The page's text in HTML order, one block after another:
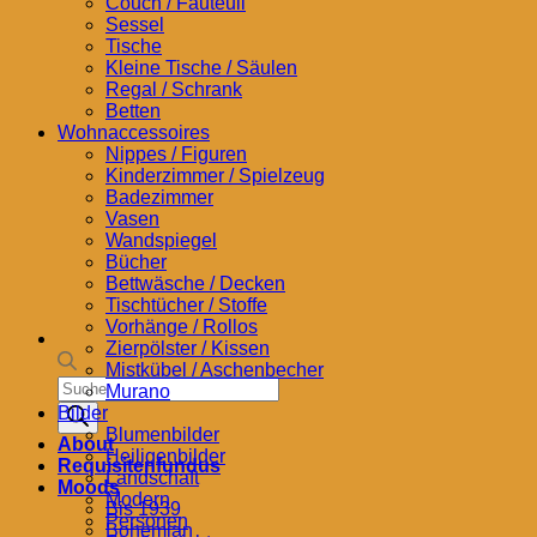
Products
search
About
Requisitenfundus
Moods
Bis 1939
Bohemian
Sessel
Tische
Kleine Tische / Säulen
Regal / Schrank
Betten
Wohnaccessoires
Nippes / Figuren
Kinderzimmer / Spielzeug
Badezimmer
Vasen
Wandspiegel
Bücher
Bettwäsche / Decken
Tischtücher / Stoffe
Vorhänge / Rollos
Zierpölster / Kissen
Mistkübel / Aschenbecher
Murano
Bilder
Blumenbilder
Heiligenbilder
Landschaft
Modern
Personen